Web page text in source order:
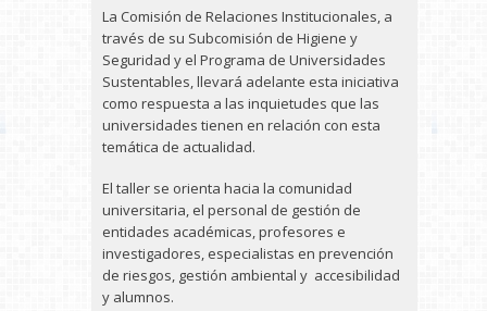
La Comisión de Relaciones Institucionales, a
través de su Subcomisión de Higiene y
Seguridad y el Programa de Universidades
Sustentables, llevará adelante esta iniciativa
como respuesta a las inquietudes que las
universidades tienen en relación con esta
temática de actualidad.
El taller se orienta hacia la comunidad
universitaria, el personal de gestión de
entidades académicas, profesores e
investigadores, especialistas en prevención
de riesgos, gestión ambiental y accesibilidad
y alumnos.